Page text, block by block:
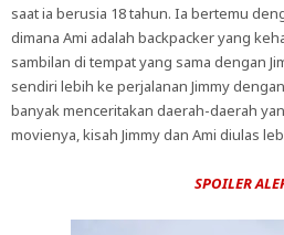
saat ia berusia 18 tahun. Ia bertemu
dimana Ami adalah backpacker yang
sambilan di tempat yang sama dengan
sendiri lebih ke perjalanan Jimmy
banyak menceritakan daerah-daerah
movienya, kisah Jimmy dan Ami diulas
SPOILER